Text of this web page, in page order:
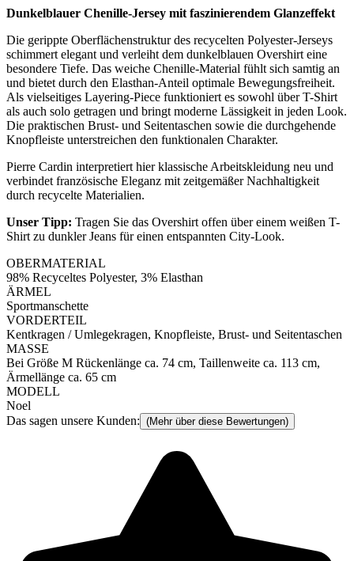
Dunkelblauer Chenille-Jersey mit faszinierendem Glanzeffekt
Die gerippte Oberflächenstruktur des recycelten Polyester-Jerseys
schimmert elegant und verleiht dem dunkelblauen Overshirt eine
besondere Tiefe. Das weiche Chenille-Material fühlt sich samtig an
und bietet durch den Elasthan-Anteil optimale Bewegungsfreiheit.
Als vielseitiges Layering-Piece funktioniert es sowohl über T-Shirt
als auch solo getragen und bringt moderne Lässigkeit in jeden Look.
Die praktischen Brust- und Seitentaschen sowie die durchgehende
Knopfleiste unterstreichen den funktionalen Charakter.
Pierre Cardin interpretiert hier klassische Arbeitskleidung neu und
verbindet französische Eleganz mit zeitgemäßer Nachhaltigkeit
durch recycelte Materialien.
Unser Tipp: Tragen Sie das Overshirt offen über einem weißen T-
Shirt zu dunkler Jeans für einen entspannten City-Look.
OBERMATERIAL
98% Recyceltes Polyester, 3% Elasthan
ÄRMEL
Sportmanschette
VORDERTEIL
Kentkragen / Umlegekragen, Knopfleiste, Brust- und Seitentaschen
MASSE
Bei Größe M Rückenlänge ca. 74 cm, Taillenweite ca. 113 cm,
Ärmellänge ca. 65 cm
MODELL
Noel
Das sagen unsere Kunden: (Mehr über diese Bewertungen)